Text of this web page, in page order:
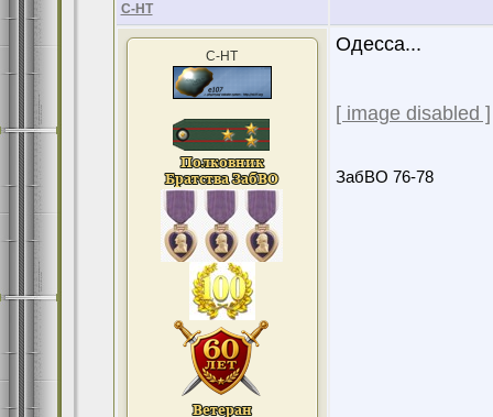
С-НТ
С-НТ
Одесса...
[ image disabled ]
ЗабВО 76-78